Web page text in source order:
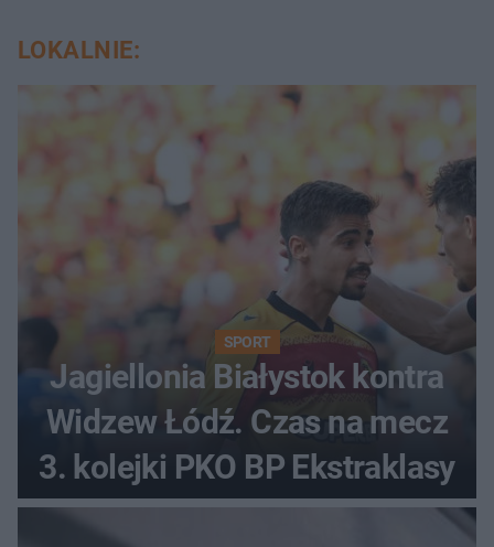
LOKALNIE:
SPORT
Jagiellonia Białystok kontra
Widzew Łódź. Czas na mecz
3. kolejki PKO BP Ekstraklasy